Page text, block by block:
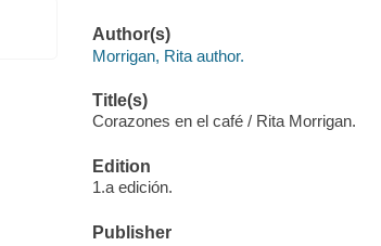
Author(s)
Morrigan, Rita author.
Title(s)
Corazones en el café / Rita Morrigan.
Edition
1.a edición.
Publisher